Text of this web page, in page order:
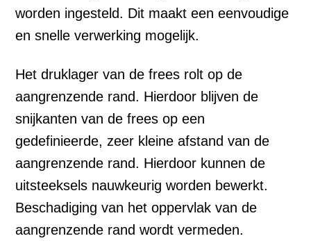
worden ingesteld. Dit maakt een eenvoudige
en snelle verwerking mogelijk.
Het druklager van de frees rolt op de
aangrenzende rand. Hierdoor blijven de
snijkanten van de frees op een
gedefinieerde, zeer kleine afstand van de
aangrenzende rand. Hierdoor kunnen de
uitsteeksels nauwkeurig worden bewerkt.
Beschadiging van het oppervlak van de
aangrenzende rand wordt vermeden.